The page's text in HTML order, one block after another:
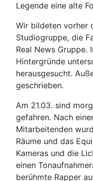
Legende eine alte
Wir bildeten vorher
Studiogruppe, die
Real News Gruppe.
Hintergründe
herausgesucht.
geschrieben.
Am 21.03. sind
gefahren. Nach
Mitarbeitenden
Räume und das
Kameras und die
einen
berühmte Rapper